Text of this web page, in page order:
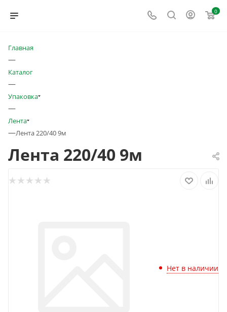
0
Главная
—
Каталог
—
Упаковка
—
Лента
—Лента 220/40 9м
Лента 220/40 9м
Нет в наличии